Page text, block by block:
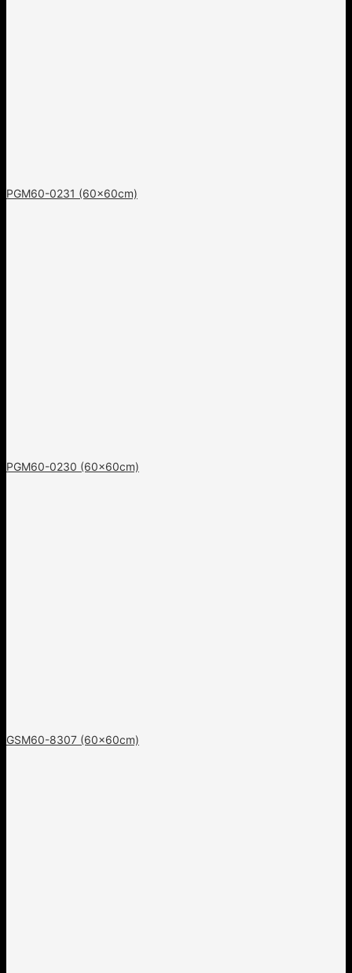
PGM60-0231 (60x60cm)
PGM60-0230 (60x60cm)
GSM60-8307 (60x60cm)